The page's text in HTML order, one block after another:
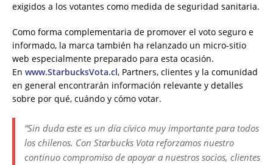
exigidos a los votantes como medida de seguridad sanitaria.
Como forma complementaria de promover el voto seguro e
informado, la marca también ha relanzado un micro-sitio
web especialmente preparado para esta ocasión.
En www.StarbucksVota.cl, Partners, clientes y la comunidad
en general encontrarán información relevante y detalles
sobre por qué, cuándo y cómo votar.
“Sin duda este es un día cívico muy importante para todos
los chilenos. Con Starbucks Vota reforzamos nuestro
continuo compromiso de apoyar a nuestros socios, clientes